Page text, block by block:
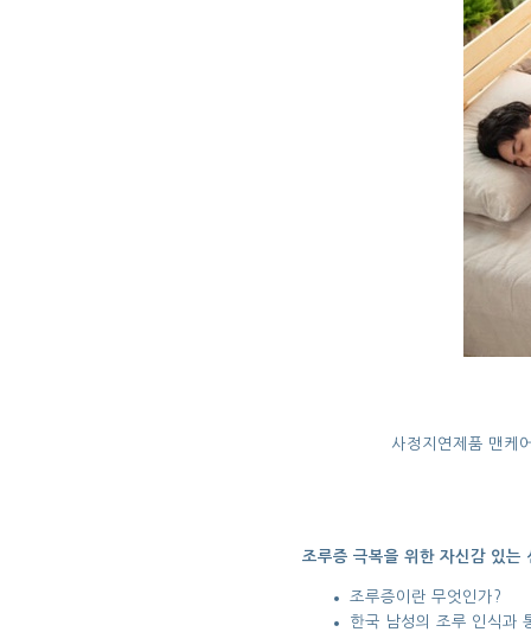
사정지연제품 맨케
조루증 극복을 위한 자신감 있는
조루증이란 무엇인가?
한국 남성의 조루 인식과